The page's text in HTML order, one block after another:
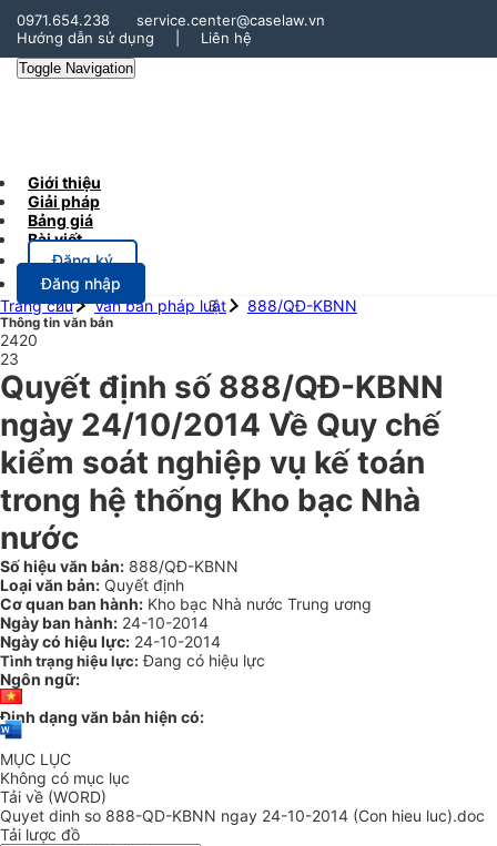
0971.654.238
service.center@caselaw.vn
Hướng dẫn sử dụng
Liên hệ
Toggle Navigation
Giới thiệu
Giải pháp
Bảng giá
Bài viết
Đăng ký
Đăng nhập
Trang chủ
Văn bản pháp luật 888/QĐ-KBNN
Thông tin văn bản
2420
23
Quyết định số 888/QĐ-KBNN
ngày 24/10/2014 Về Quy chế
kiểm soát nghiệp vụ kế toán
trong hệ thống Kho bạc Nhà
nước
Số hiệu văn bản: 888/QĐ-KBNN
Loại văn bản: Quyết định
Cơ quan ban hành: Kho bạc Nhà nước Trung ương
Ngày ban hành: 24-10-2014
Ngày có hiệu lực: 24-10-2014
Tình trạng hiệu lực: Đang có hiệu lực
Ngôn ngữ:
Định dạng văn bản hiện có:
MỤC LỤC
Không có mục lục
Tải về (WORD)
Quyet dinh so 888-QD-KBNN ngay 24-10-2014 (Con hieu luc).doc
Tải lược đồ